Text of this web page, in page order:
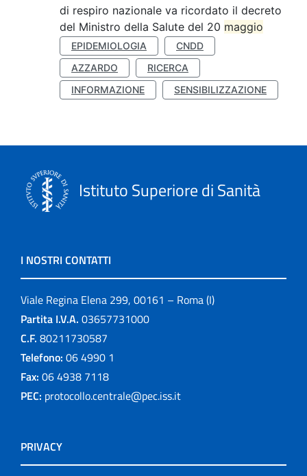
di respiro nazionale va ricordato il decreto
del Ministro della Salute del 20 maggio
EPIDEMIOLOGIA
CNDD
AZZARDO
RICERCA
INFORMAZIONE
SENSIBILIZZAZIONE
Istituto Superiore di Sanità
I NOSTRI CONTATTI
Viale Regina Elena 299, 00161 – Roma (I)
Partita I.V.A. 03657731000
C.F. 80211730587
Telefono: 06 4990 1
Fax: 06 4938 7118
PEC: protocollo.centrale@pec.iss.it
PRIVACY